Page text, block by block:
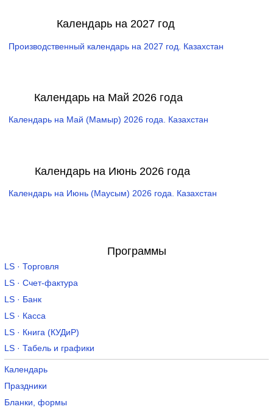
Календарь на 2027 год
Производственный календарь на 2027 год. Казахстан
Календарь на Май 2026 года
Календарь на Май (Мамыр) 2026 года. Казахстан
Календарь на Июнь 2026 года
Календарь на Июнь (Маусым) 2026 года. Казахстан
Программы
LS · Торговля
LS · Счет-фактура
LS · Банк
LS · Касса
LS · Книга (КУДиР)
LS · Табель и графики
Календарь
Праздники
Бланки, формы